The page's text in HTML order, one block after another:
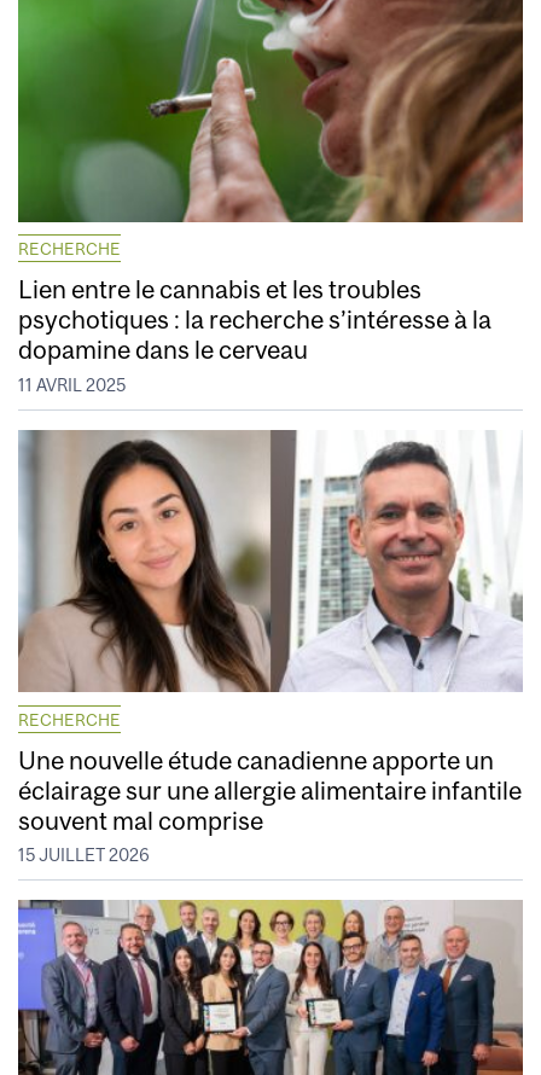
RECHERCHE
Lien entre le cannabis et les troubles
psychotiques : la recherche s’intéresse à la
dopamine dans le cerveau
11 AVRIL 2025
RECHERCHE
Une nouvelle étude canadienne apporte un
éclairage sur une allergie alimentaire infantile
souvent mal comprise
15 JUILLET 2026